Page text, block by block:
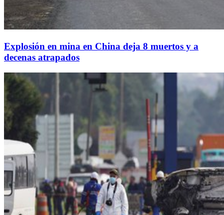
Explosión en mina en China deja 8 muertos y a
decenas atrapados